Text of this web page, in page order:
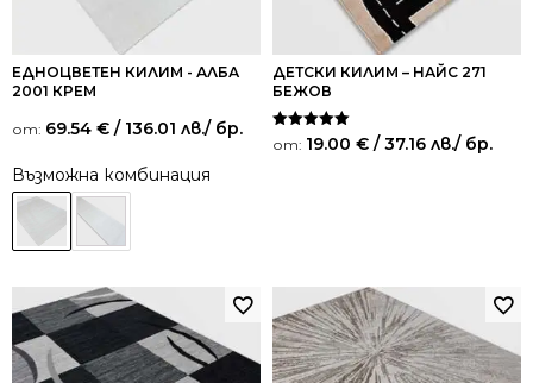
ЕДНОЦВЕТЕН КИЛИМ - АЛБА
2001 КРЕМ
от: 69.54 € / 136.01 лв./ бр.
Възможна комбинация
ДЕТСКИ КИЛИМ – НАЙС 271
БЕЖОВ
Оценено на
5.00
от: 19.00 € / 37.16 лв./ бр.